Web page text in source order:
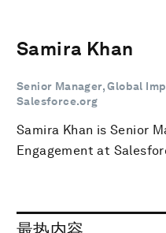
Samira Khan
Senior Manager, Global
Salesforce.org
Samira Khan is Senior
Engagement at